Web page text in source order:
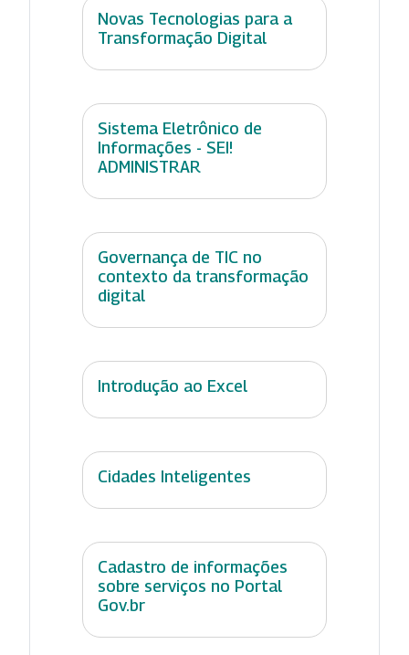
Novas Tecnologias para a
Transformação Digital
Sistema Eletrônico de
Informações - SEI!
ADMINISTRAR
Governança de TIC no
contexto da transformação
digital
Introdução ao Excel
Cidades Inteligentes
Cadastro de informações
sobre serviços no Portal
Gov.br